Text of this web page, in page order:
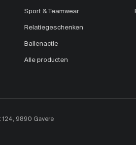
Sport & Teamwear
Relatiegeschenken
Ballenactie
Alle producten
124, 9890 Gavere